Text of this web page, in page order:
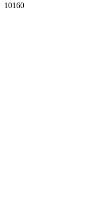
10160